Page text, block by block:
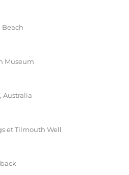
Beach
Museum
Australia
et Tilmouth Well